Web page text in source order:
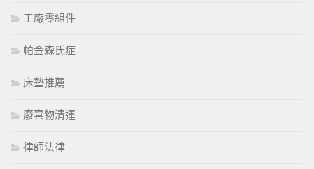
工廠零組件
帕金森氏症
床墊推薦
廢棄物清運
律師法律